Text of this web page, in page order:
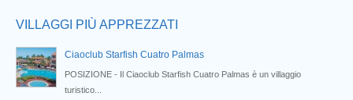
VILLAGGI PIÙ APPREZZATI
Ciaoclub Starfish Cuatro Palmas
POSIZIONE - Il Ciaoclub Starfish Cuatro Palmas è un villaggio
turistico...